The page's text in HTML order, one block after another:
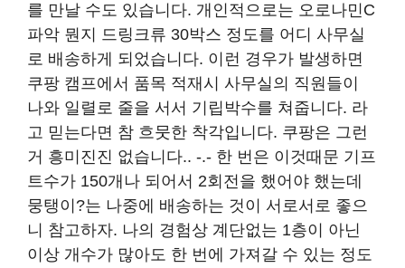
를 만날 수도 있습니다. 개인적으로는 오로나민C
파악 뭔지 드링크류 30박스 정도를 어디 사무실
로 배송하게 되었습니다. 이런 경우가 발생하면
쿠팡 캠프에서 품목 적재시 사무실의 직원들이
나와 일렬로 줄을 서서 기립박수를 쳐줍니다. 라
고 믿는다면 참 흐뭇한 착각입니다. 쿠팡은 그런
거 흥미진진 없습니다.. -.- 한 번은 이것때문 기프
트수가 150개나 되어서 2회전을 했어야 했는데
뭉탱이?는 나중에 배송하는 것이 서로서로 좋으
니 참고하자. 나의 경험상 계단없는 1층이 아닌
이상 개수가 많아도 한 번에 가져갈 수 있는 정도